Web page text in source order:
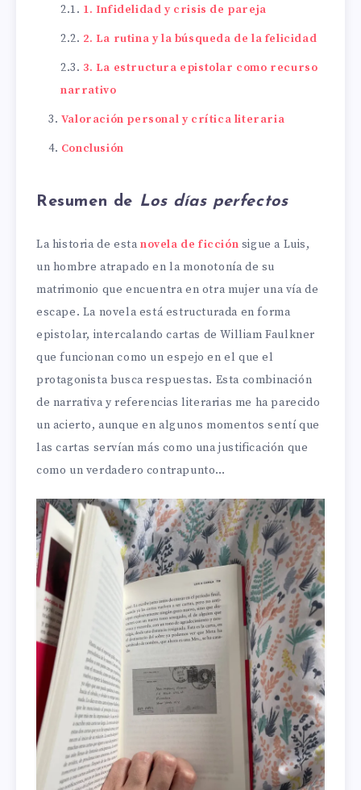
1. Infidelidad y crisis de pareja
2. La rutina y la búsqueda de la felicidad
3. La estructura epistolar como recurso
narrativo
Valoración personal y crítica literaria
Conclusión
Resumen de Los días perfectos
La historia de esta novela de ficción sigue a Luis,
un hombre atrapado en la monotonía de su
matrimonio que encuentra en otra mujer una vía de
escape. La novela está estructurada en forma
epistolar, intercalando cartas de William Faulkner
que funcionan como un espejo en el que el
protagonista busca respuestas. Esta combinación
de narrativa y referencias literarias me ha parecido
un acierto, aunque en algunos momentos sentí que
las cartas servían más como una justificación que
como un verdadero contrapunto…